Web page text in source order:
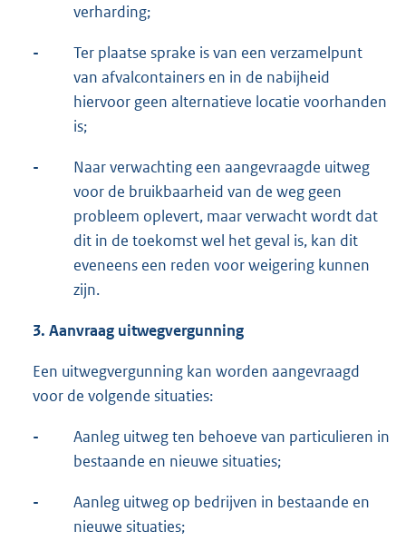
verharding;
-
Ter plaatse sprake is van een verzamelpunt
van afvalcontainers en in de nabijheid
hiervoor geen alternatieve locatie voorhanden
is;
-
Naar verwachting een aangevraagde uitweg
voor de bruikbaarheid van de weg geen
probleem oplevert, maar verwacht wordt dat
dit in de toekomst wel het geval is, kan dit
eveneens een reden voor weigering kunnen
zijn.
3. Aanvraag uitwegvergunning
Een uitwegvergunning kan worden aangevraagd
voor de volgende situaties:
-
Aanleg uitweg ten behoeve van particulieren in
bestaande en nieuwe situaties;
-
Aanleg uitweg op bedrijven in bestaande en
nieuwe situaties;